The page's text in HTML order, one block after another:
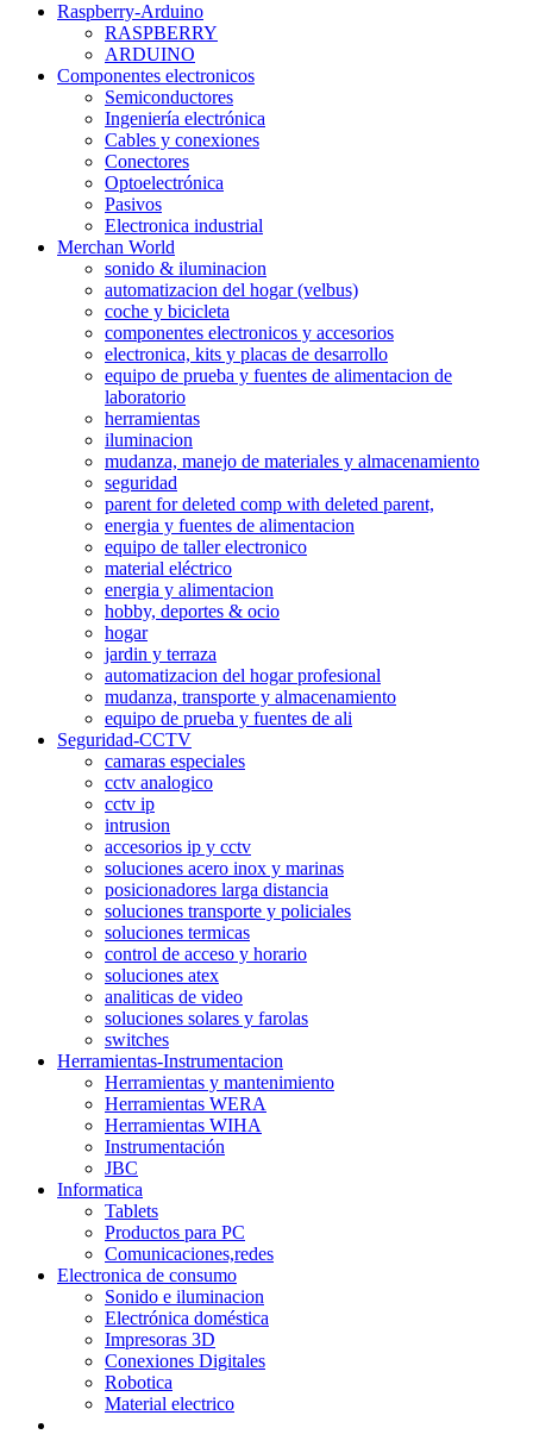
Raspberry-Arduino
RASPBERRY
ARDUINO
Componentes electronicos
Semiconductores
Ingeniería electrónica
Cables y conexiones
Conectores
Optoelectrónica
Pasivos
Electronica industrial
Merchan World
sonido & iluminacion
automatizacion del hogar (velbus)
coche y bicicleta
componentes electronicos y accesorios
electronica, kits y placas de desarrollo
equipo de prueba y fuentes de alimentacion de
laboratorio
herramientas
iluminacion
mudanza, manejo de materiales y almacenamiento
seguridad
parent for deleted comp with deleted parent,
energia y fuentes de alimentacion
equipo de taller electronico
material eléctrico
energia y alimentacion
hobby, deportes & ocio
hogar
jardin y terraza
automatizacion del hogar profesional
mudanza, transporte y almacenamiento
equipo de prueba y fuentes de ali
Seguridad-CCTV
camaras especiales
cctv analogico
cctv ip
intrusion
accesorios ip y cctv
soluciones acero inox y marinas
posicionadores larga distancia
soluciones transporte y policiales
soluciones termicas
control de acceso y horario
soluciones atex
analiticas de video
soluciones solares y farolas
switches
Herramientas-Instrumentacion
Herramientas y mantenimiento
Herramientas WERA
Herramientas WIHA
Instrumentación
JBC
Informatica
Tablets
Productos para PC
Comunicaciones,redes
Electronica de consumo
Sonido e iluminacion
Electrónica doméstica
Impresoras 3D
Conexiones Digitales
Robotica
Material electrico